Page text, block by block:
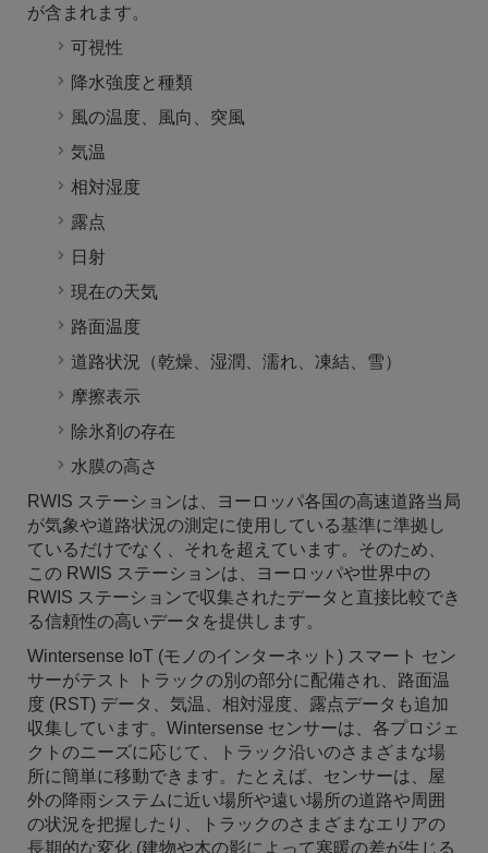
が含まれます。
可視性
降水強度と種類
風の温度、風向、突風
気温
相対湿度
露点
日射
現在の天気
路面温度
道路状況（乾燥、湿潤、濡れ、凍結、雪）
摩擦表示
除氷剤の存在
水膜の高さ
RWIS ステーションは、ヨーロッパ各国の高速道路当局
が気象や道路状況の測定に使用している基準に準拠し
ているだけでなく、それを超えています。そのため、
この RWIS ステーションは、ヨーロッパや世界中の
RWIS ステーションで収集されたデータと直接比較でき
る信頼性の高いデータを提供します。
Wintersense IoT (モノのインターネット) スマート セン
サーがテスト トラックの別の部分に配備され、路面温
度 (RST) データ、気温、相対湿度、露点データも追加
収集しています。Wintersense センサーは、各プロジェ
クトのニーズに応じて、トラック沿いのさまざまな場
所に簡単に移動できます。たとえば、センサーは、屋
外の降雨システムに近い場所や遠い場所の道路や周囲
の状況を把握したり、トラックのさまざまなエリアの
長期的な変化 (建物や木の影によって寒暖の差が生じる